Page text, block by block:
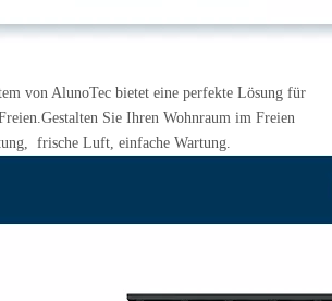
von AlunoTec bietet eine perfekte Lösung für
Sie Ihren Wohnraum im Freien
frische Luft, einfache Wartung.